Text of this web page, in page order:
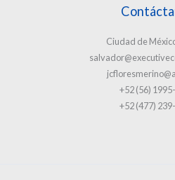
Ciudad de
+52 (56)
+52 (477)